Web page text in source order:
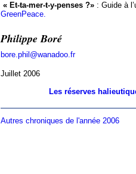
« Et-ta-mer-t-y-penses ?» : Guide à
GreenPeace.
Philippe Boré
bore.phil@wanadoo.fr
Juillet 2006
Les réserves
Autres chroniques de l'année 2006